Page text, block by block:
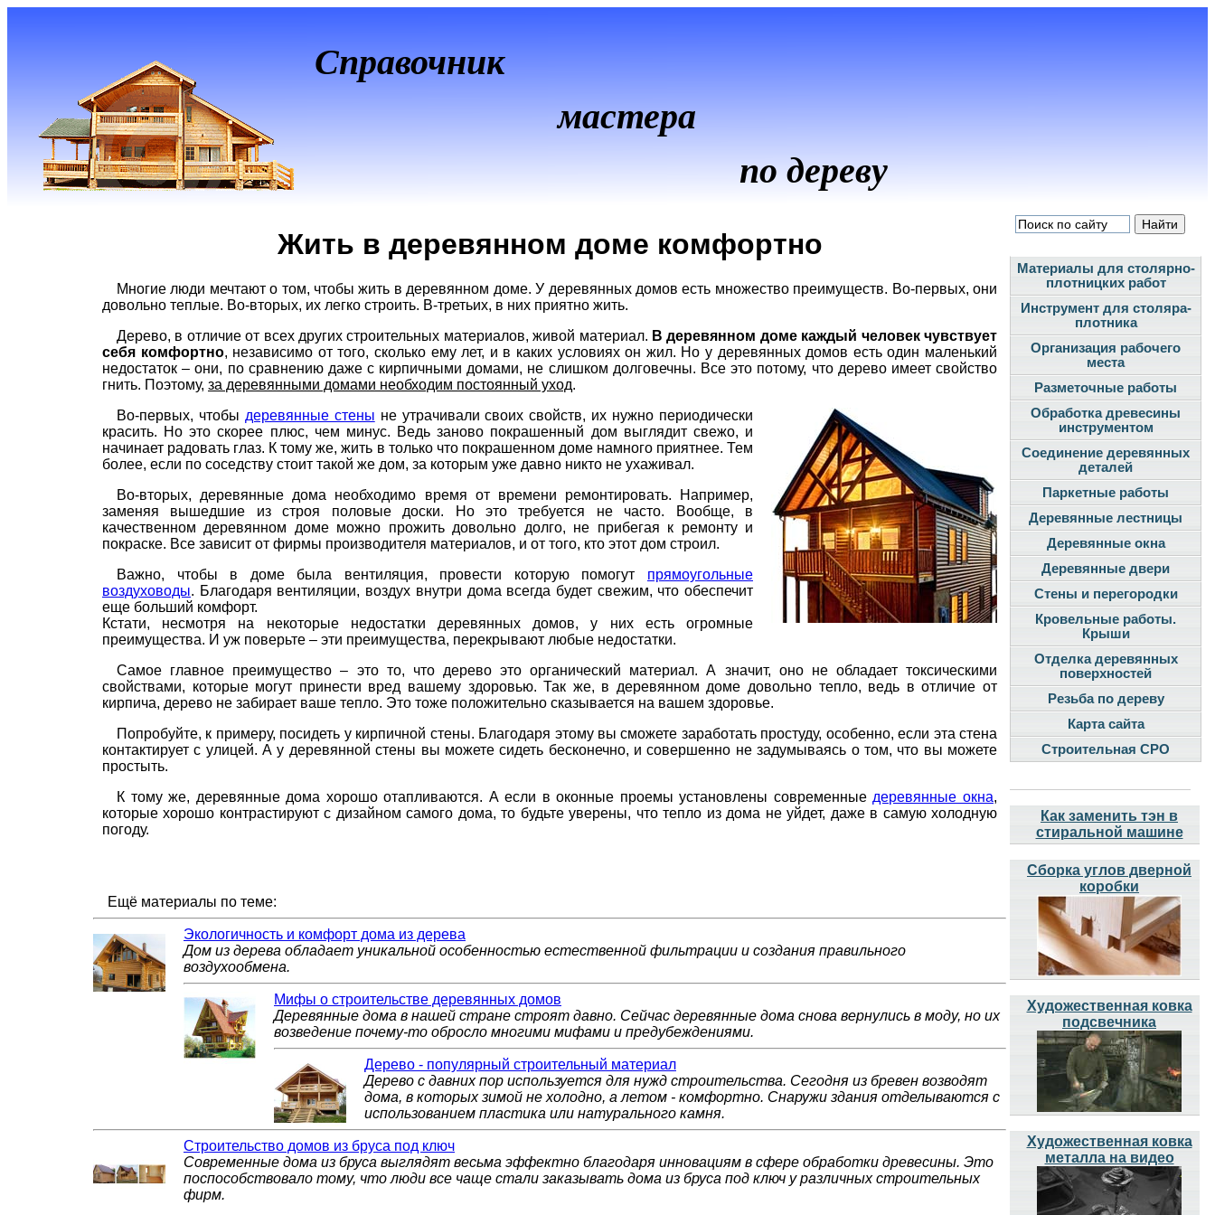
Справочник
мастера
по дереву
Жить в деревянном доме комфортно
Многие люди мечтают о том, чтобы жить в деревянном доме. У деревянных домов есть множество преимуществ. Во-первых, они
довольно теплые. Во-вторых, их легко строить. В-третьих, в них приятно жить.
Дерево, в отличие от всех других строительных материалов, живой материал. В деревянном доме каждый человек чувствует
себя комфортно, независимо от того, сколько ему лет, и в каких условиях он жил. Но у деревянных домов есть один маленький
недостаток – они, по сравнению даже с кирпичными домами, не слишком долговечны. Все это потому, что дерево имеет свойство
гнить. Поэтому, за деревянными домами необходим постоянный уход.
Во-первых, чтобы деревянные стены не утрачивали своих свойств, их нужно периодически
красить. Но это скорее плюс, чем минус. Ведь заново покрашенный дом выглядит свежо, и
начинает радовать глаз. К тому же, жить в только что покрашенном доме намного приятнее. Тем
более, если по соседству стоит такой же дом, за которым уже давно никто не ухаживал.
Во-вторых, деревянные дома необходимо время от времени ремонтировать. Например,
заменяя вышедшие из строя половые доски. Но это требуется не часто. Вообще, в
качественном деревянном доме можно прожить довольно долго, не прибегая к ремонту и
покраске. Все зависит от фирмы производителя материалов, и от того, кто этот дом строил.
Важно, чтобы в доме была вентиляция, провести которую помогут прямоугольные
воздуховоды. Благодаря вентиляции, воздух внутри дома всегда будет свежим, что обеспечит
еще больший комфорт.
Кстати, несмотря на некоторые недостатки деревянных домов, у них есть огромные
преимущества. И уж поверьте – эти преимущества, перекрывают любые недостатки.
Самое главное преимущество – это то, что дерево это органический материал. А значит, оно не обладает токсическими
свойствами, которые могут принести вред вашему здоровью. Так же, в деревянном доме довольно тепло, ведь в отличие от
кирпича, дерево не забирает ваше тепло. Это тоже положительно сказывается на вашем здоровье.
Попробуйте, к примеру, посидеть у кирпичной стены. Благодаря этому вы сможете заработать простуду, особенно, если эта стена
контактирует с улицей. А у деревянной стены вы можете сидеть бесконечно, и совершенно не задумываясь о том, что вы можете
простыть.
К тому же, деревянные дома хорошо отапливаются. А если в оконные проемы установлены современные деревянные окна,
которые хорошо контрастируют с дизайном самого дома, то будьте уверены, что тепло из дома не уйдет, даже в самую холодную
погоду.
Ещё материалы по теме:
Экологичность и комфорт дома из дерева
Дом из дерева обладает уникальной особенностью естественной фильтрации и создания правильного
воздухообмена.
Мифы о строительстве деревянных домов
Деревянные дома в нашей стране строят давно. Сейчас деревянные дома снова вернулись в моду, но их
возведение почему-то обросло многими мифами и предубеждениями.
Дерево - популярный строительный материал
Дерево с давних пор используется для нужд строительства. Сегодня из бревен возводят
дома, в которых зимой не холодно, а летом - комфортно. Снаружи здания отделываются с
использованием пластика или натурального камня.
Строительство домов из бруса под ключ
Современные дома из бруса выглядят весьма эффектно благодаря инновациям в сфере обработки древесины. Это
поспособствовало тому, что люди все чаще стали заказывать дома из бруса под ключ у различных строительных
фирм.
Материалы для столярно-
плотницких работ
Инструмент для столяра-
плотника
Организация рабочего
места
Разметочные работы
Обработка древесины
инструментом
Соединение деревянных
деталей
Паркетные работы
Деревянные лестницы
Деревянные окна
Деревянные двери
Стены и перегородки
Кровельные работы.
Крыши
Отделка деревянных
поверхностей
Резьба по дереву
Карта сайта
Строительная СРО
Как заменить тэн в
стиральной машине
Сборка углов дверной
коробки
Художественная ковка
подсвечника
Художественная ковка
металла на видео